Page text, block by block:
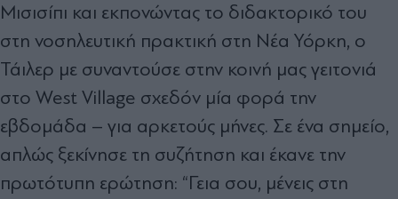
Μισισίπι και εκπονώντας το διδακτορικό του
στη νοσηλευτική πρακτική στη Νέα Υόρκη, ο
Τάιλερ με συναντούσε στην κοινή μας γειτονιά
στο West Village σχεδόν μία φορά την
εβδομάδα – για αρκετούς μήνες. Σε ένα σημείο,
απλώς ξεκίνησε τη συζήτηση και έκανε την
πρωτότυπη ερώτηση: “Γεια σου, μένεις στη